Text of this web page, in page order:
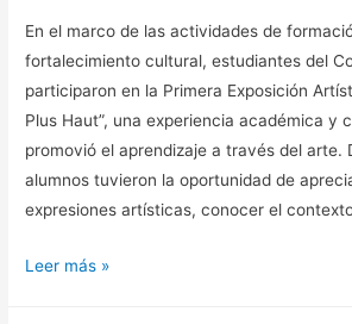
En el marco de las actividades de
fortalecimiento cultural, estudiantes del
participaron en la Primera Exposición
Plus Haut”, una experiencia académica y
promovió el aprendizaje a través del arte.
alumnos tuvieron la oportunidad de
expresiones artísticas, conocer el
Leer más »